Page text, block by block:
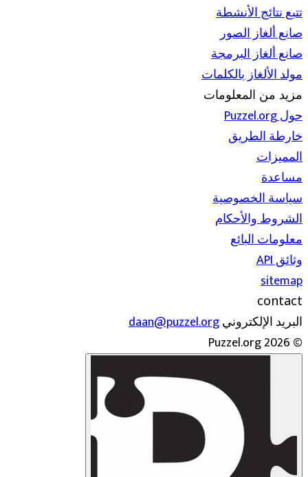
تتبع نتائج الأنشطة
صانع ألغاز الصور
صانع ألغاز البرمجة
مولد الألغاز بالكلمات
مزيد من المعلومات
حول Puzzel.org
خارطة الطريق
المميزات
مساعدة
سياسة الخصوصية
الشروط والأحكام
معلومات البائع
وثائق API
sitemap
contact
البريد الإلكترونيdaan@puzzel.org
© 2026 Puzzel.org